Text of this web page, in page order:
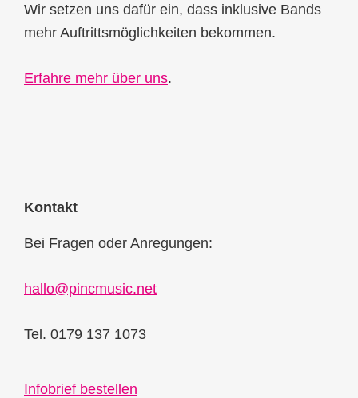
Wir setzen uns dafür ein, dass inklusive Bands
mehr Auftrittsmöglichkeiten bekommen.
Erfahre mehr über uns.
Kontakt
Bei Fragen oder Anregungen:
hallo@pincmusic.net
Tel. 0179 137 1073
Infobrief bestellen